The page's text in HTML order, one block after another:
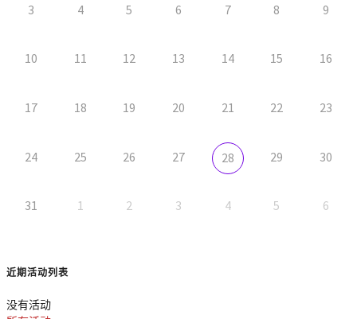
3 4 5 6 7 8 9
10 11 12 13 14 15 16
17 18 19 20 21 22 23
24 25 26 27 28 29 30
31 1 2 3 4 5 6
近期活动列表
没有活动